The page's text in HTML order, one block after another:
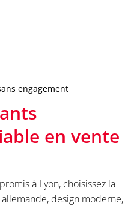
engagement
en vente
à Lyon, choisissez la
design moderne,